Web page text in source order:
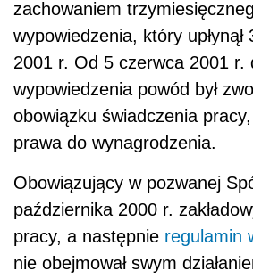
zachowaniem
wypowiedzenia, który upłynął
2001 r. Od 5 czerwca 2001 r.
wypowiedzenia powód był
obowiązku świadczenia
prawa do wynagrodzenia.
Obowiązujący w pozwanej
października 2000 r.
pracy, a następnie regulamin
nie obejmował swym